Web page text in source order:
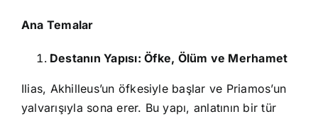
Ana Temalar
Destanın Yapısı: Öfke, Ölüm ve Merhamet
Ilias, Akhilleus’un öfkesiyle başlar ve Priamos’un
yalvarışıyla sona erer. Bu yapı, anlatının bir tür